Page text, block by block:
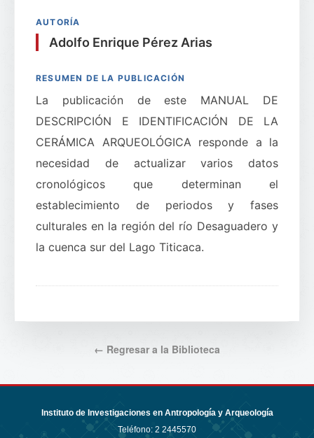
AUTORÍA
Adolfo Enrique Pérez Arias
RESUMEN DE LA PUBLICACIÓN
La publicación de este MANUAL DE
DESCRIPCIÓN E IDENTIFICACIÓN DE LA
CERÁMICA ARQUEOLÓGICA responde a la
necesidad de actualizar varios datos
cronológicos que determinan el
establecimiento de periodos y fases
culturales en la región del río Desaguadero y
la cuenca sur del Lago Titicaca.
← Regresar a la Biblioteca
Instituto de Investigaciones en Antropología y Arqueología
Teléfono: 2 2445570